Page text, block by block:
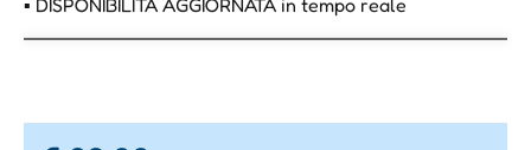
▪ DISPONIBILITÀ AGGIORNATA in tempo reale